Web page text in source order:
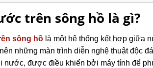
trên sông hồ là gì?
sông hồ là một hệ thống kết hợp giữa
những màn trình diễn nghệ thuật độc
nước, được điều khiển bởi máy tính để